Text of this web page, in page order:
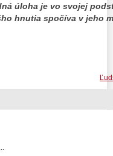
úloha je vo svojej
hnutia spočíva v jeho